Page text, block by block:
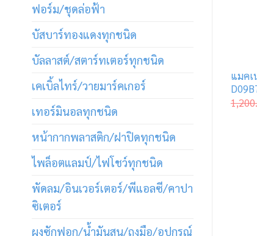
ฟอร์ม/ชุดล่อฟ้า
บัสบาร์ทองแดงทุกชนิด
บัลลาสต์/สตาร์ทเตอร์ทุกชนิด
เคเบิ้ลไทร์/วายมาร์คเกอร์
เทอร์มินอลทุกชนิด
หน้ากากพลาสติก/ฝาปิดทุกชนิด
ไพล็อตแลมป์/ไฟโชว์ทุกชนิด
พัดลม/อินเวอร์เตอร์/พีแอลซี/คาปา
ซิเตอร์
ผงซักฟอก/น้ำมันสน/ถุงมือ/อุปกรณ์
แมคเ